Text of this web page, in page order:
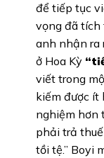
để tiếp tục
vọng đã tích
anh nhận ra
ở Hoa Kỳ
viết trong
kiếm được ít
nghiệm hơn
phải trả
tồi tệ.” Boyi